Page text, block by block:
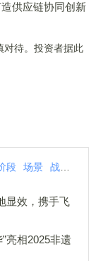
供应链协同创新
待。投资者据此
段 场景 战略
显效，携手飞
亮相2025非遗